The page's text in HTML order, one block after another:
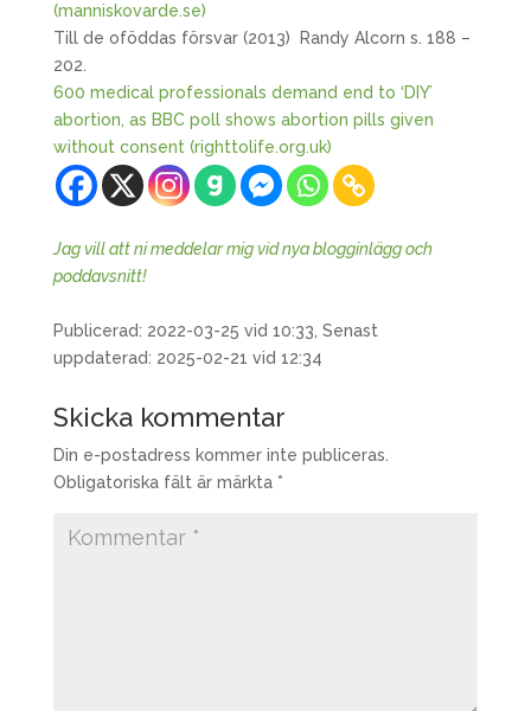
(manniskovarde.se)
Till de oföddas försvar (2013) Randy Alcorn s. 188 –
202.
600 medical professionals demand end to ‘DIY’
abortion, as BBC poll shows abortion pills given
without consent (righttolife.org.uk)
Jag vill att ni meddelar mig vid nya blogginlägg och
poddavsnitt!
Publicerad: 2022-03-25 vid 10:33, Senast
uppdaterad: 2025-02-21 vid 12:34
Skicka kommentar
Din e-postadress kommer inte publiceras.
Obligatoriska fält är märkta *